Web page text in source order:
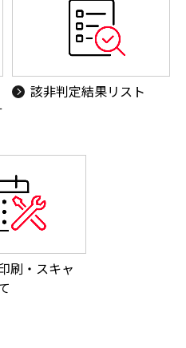
該非判定結果リスト
刷・スキャ